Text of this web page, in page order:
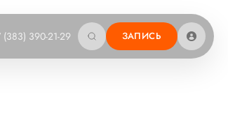
(383) 390-21-29 ЗАПИСЬ